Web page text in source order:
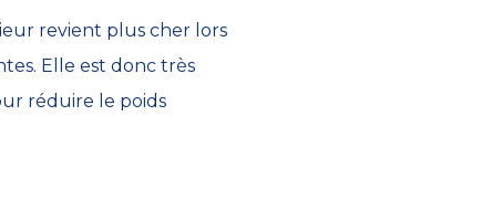
revient plus cher lors
Elle est donc très
réduire le poids